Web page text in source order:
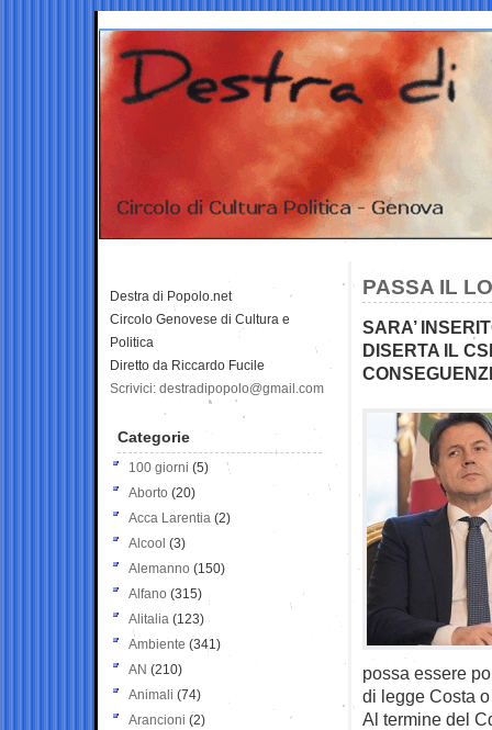
PASSA IL
SARA’
DISERTA IL
possa essere
di legge Costa
Al termine del
Destra di Popolo.net
Circolo Genovese di Cultura e
Politica
Diretto da Riccardo Fucile
Scrivici: destradipopolo@gmail.com
Categorie
100 giorni (5)
Aborto (20)
Acca Larentia (2)
Alcool (3)
Alemanno (150)
Alfano (315)
Alitalia (123)
Ambiente (341)
AN (210)
Animali (74)
Arancioni (2)